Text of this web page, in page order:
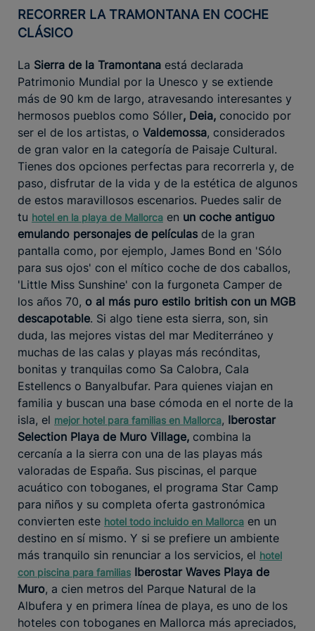
RECORRER LA TRAMONTANA EN COCHE
CLÁSICO
La Sierra de la Tramontana está declarada
Patrimonio Mundial por la Unesco y se extiende
más de 90 km de largo, atravesando interesantes y
hermosos pueblos como Sóller, Deia, conocido por
ser el de los artistas, o Valdemossa, considerados
de gran valor en la categoría de Paisaje Cultural.
Tienes dos opciones perfectas para recorrerla y, de
paso, disfrutar de la vida y de la estética de algunos
de estos maravillosos escenarios. Puedes salir de
tu hotel en la playa de Mallorca en un coche antiguo
emulando personajes de películas de la gran
pantalla como, por ejemplo, James Bond en 'Sólo
para sus ojos' con el mítico coche de dos caballos,
'Little Miss Sunshine' con la furgoneta Camper de
los años 70, o al más puro estilo british con un MGB
descapotable. Si algo tiene esta sierra, son, sin
duda, las mejores vistas del mar Mediterráneo y
muchas de las calas y playas más recónditas,
bonitas y tranquilas como Sa Calobra, Cala
Estellencs o Banyalbufar. Para quienes viajan en
familia y buscan una base cómoda en el norte de la
isla, el mejor hotel para familias en Mallorca, Iberostar
Selection Playa de Muro Village, combina la
cercanía a la sierra con una de las playas más
valoradas de España. Sus piscinas, el parque
acuático con toboganes, el programa Star Camp
para niños y su completa oferta gastronómica
convierten este hotel todo incluido en Mallorca en un
destino en sí mismo. Y si se prefiere un ambiente
más tranquilo sin renunciar a los servicios, el hotel
con piscina para familias Iberostar Waves Playa de
Muro, a cien metros del Parque Natural de la
Albufera y en primera línea de playa, es uno de los
hoteles con toboganes en Mallorca más apreciados,